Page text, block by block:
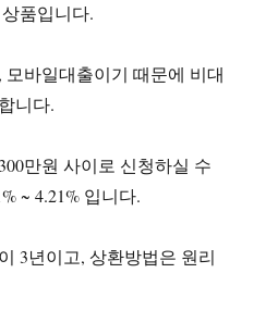
품입니다.
바일대출이기 때문에 비대
니다.
만원 사이로 신청하실 수
~ 4.21% 입니다.
3년이고, 상환방법은 원리